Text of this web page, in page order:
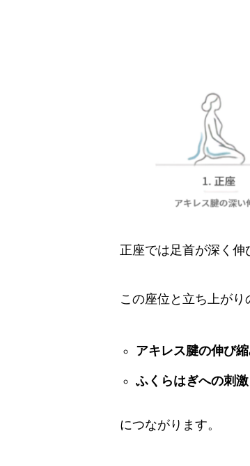
正座では足首が深く伸
この座位と立ち上がり
アキレス腱の伸び
ふくらはぎへの刺激
につながります。